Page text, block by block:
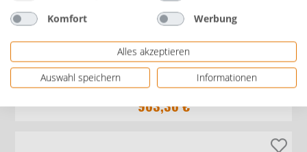
Kann Hochbeet-Set Vigneto-Rondell
Ø 200 x 72 cm sandsteingelb
963,36 €
Komfort
Werbung
Alles akzeptieren
Auswahl speichern
Informationen